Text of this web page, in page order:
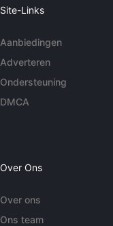
Site-Links
Aanbiedingen
Adverteren
Ondersteuning
DMCA
Over Ons
Over ons
Ons team